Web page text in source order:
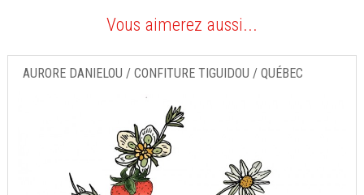
Vous aimerez aussi...
AURORE DANIELOU / CONFITURE TIGUIDOU / QUÉBEC